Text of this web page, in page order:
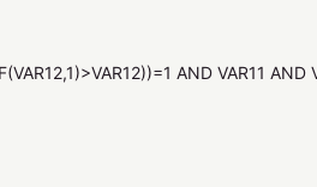
AND VAR11 AND